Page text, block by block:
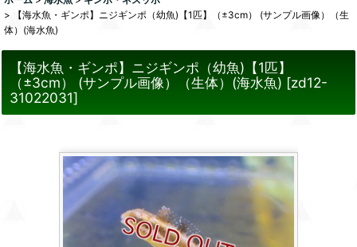
>
【海水魚・ギンポ】ニジギンポ（幼魚)【1匹】（±3cm） (サンプル画像）（生
体）(海水魚)
【海水魚・ギンポ】ニジギンポ（幼魚)【1匹】
（±3cm） (サンプル画像）（生体）(海水魚) [zd12-
31022031]